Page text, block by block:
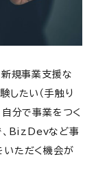
新規事業支援な
したい（手触り
分で事業をつく
、BizDevなど事
いただく機会が